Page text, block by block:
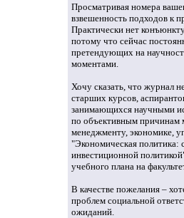
Просматривая номера
взвешенность подходов к
Практически нет
потому что сейчас
претендующих на
моментами.
Хочу сказать, что журнал
старших курсов,
занимающихся научными
по объективным причинам
менеджменту, экономике,
"Экономическая политика:
инвестиционной
учебного плана на
В качестве пожелания –
проблем социальной
ожиданий.